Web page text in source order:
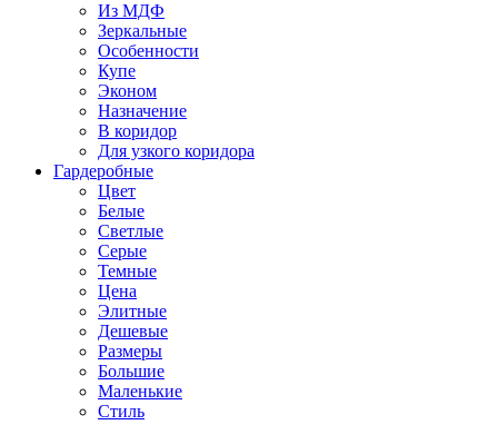
Из МДФ
Зеркальные
Особенности
Купе
Эконом
Назначение
В коридор
Для узкого коридора
Гардеробные
Цвет
Белые
Светлые
Серые
Темные
Цена
Элитные
Дешевые
Размеры
Большие
Маленькие
Стиль